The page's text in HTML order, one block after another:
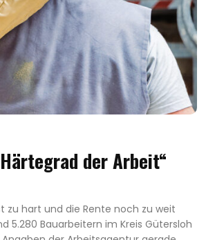
der Arbeit“
zu hart und die Rente noch zu weit
5.280 Bauarbeitern im Kreis Gütersloh